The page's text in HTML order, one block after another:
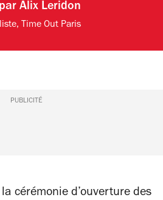
Alix Leridon
Time Out Paris
PUBLICITÉ
la cérémonie d’ouverture des